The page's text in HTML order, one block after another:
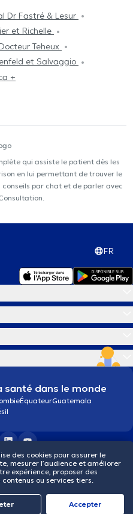
Dr Fastré & Lesur
et Richelle
Teheux
et Salvaggio
+
qui assiste le patient dès les
en lui permettant de trouver le
par chat et de parler avec
FR
santé dans le monde
ÉquateurGuatemala
Politique de confidentialité
des cookies pour assurer le
mesurer l’audience et améliorer
expérience, proposer des
ou services tiers.
Αccepter